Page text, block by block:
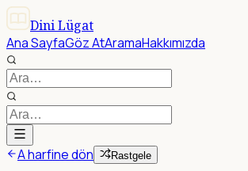
Dini Lügat
Ana SayfaGöz AtAramaHakkımızda
A harfine dön Rastgele